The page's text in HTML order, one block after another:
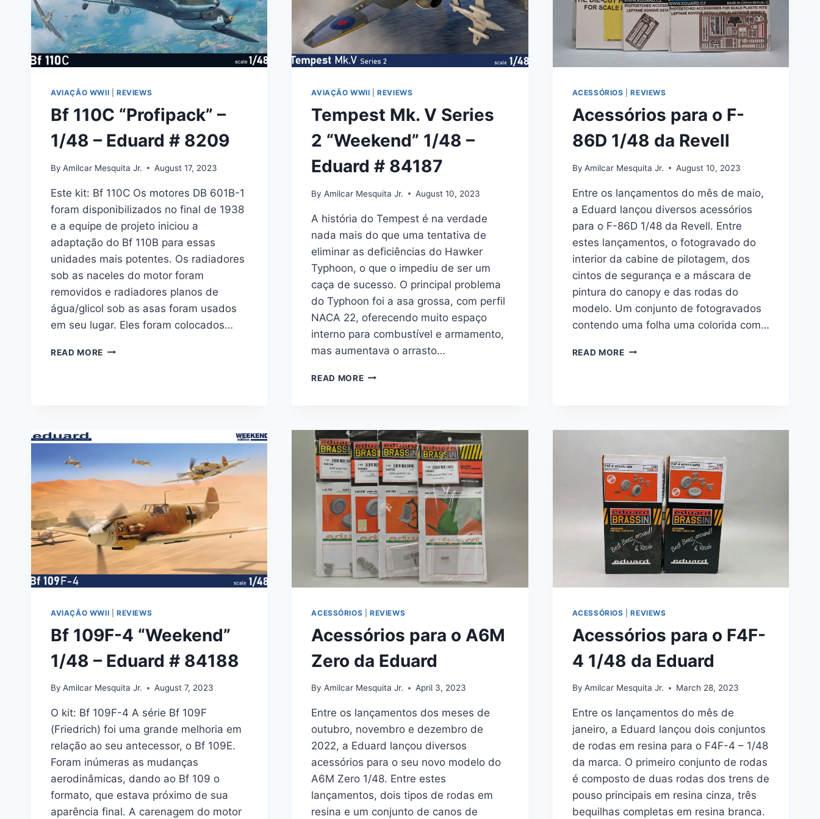
AVIAÇÃO WWII REVIEWS
Bf 110C “Profipack” –
1/48 – Eduard # 8209
By Amilcar Mesquita Jr. August 17, 2023
Este kit: Bf 110C Os motores DB 601B-1
foram disponibilizados no final de 1938
e a equipe de projeto iniciou a
adaptação do Bf 110B para essas
unidades mais potentes. Os radiadores
sob as naceles do motor foram
removidos e radiadores planos de
água/glicol sob as asas foram usados
em seu lugar. Eles foram colocados…
READ MORE BF
AVIAÇÃO WWII |REVIEWS
Tempest Mk. V Series
2 “Weekend” 1/48 –
Eduard # 84187
By Amilcar Mesquita Jr. August 10, 2023
A história do Tempest é na verdade
nada mais do que uma tentativa de
eliminar as deficiências do Hawker
Typhoon, o que o impediu de ser um
caça de sucesso. O principal problema
do Typhoon foi a asa grossa, com perfil
NACA 22, oferecendo muito espaço
interno para combustível e armamento,
mas aumentava o arrasto…
READ MORETEMPEST
“WEEKEND”
1/48
–
EDUARD
#
84187
ACESSÓRIOS |REVIEWS
Acessórios para o F-
86D 1/48 da Revell
By Amilcar Mesquita Jr. August 10, 2023
Entre os lançamentos do mês de maio,
a Eduard lançou diversos acessórios
para o F-86D 1/48 da Revell. Entre
estes lançamentos, o fotogravado do
interior da cabine de pilotagem, dos
cintos de segurança e a máscara de
pintura do canopy e das rodas do
modelo. Um conjunto de fotogravados
contendo uma folha uma colorida com…
READ MOREACESSÓRIOS
AVIAÇÃO WWII REVIEWS
Bf 109F-4 “Weekend”
1/48 – Eduard # 84188
By Amilcar Mesquita Jr. August 7, 2023
O kit: Bf 109F-4 A série Bf 109F
(Friedrich) foi uma grande melhoria em
relação ao seu antecessor, o Bf 109E.
Foram inúmeras as mudanças
aerodinâmicas, dando ao Bf 109 o
formato, que estava próximo de sua
aparência final. A carenagem do motor
ACESSÓRIOS |REVIEWS
Acessórios para o A6M
Zero da Eduard
By Amilcar Mesquita Jr. April 3, 2023
Entre os lançamentos dos meses de
outubro, novembro e dezembro de
2022, a Eduard lançou diversos
acessórios para o seu novo modelo do
A6M Zero 1/48. Entre estes
lançamentos, dois tipos de rodas em
resina e um conjunto de canos de
ACESSÓRIOS |REVIEWS
Acessórios para o F4F-
4 1/48 da Eduard
By Amilcar Mesquita Jr. March 28, 2023
Entre os lançamentos do mês de
janeiro, a Eduard lançou dois conjuntos
de rodas em resina para o F4F-4 – 1/48
da marca. O primeiro conjunto de rodas
é composto de duas rodas dos trens de
pouso principais em resina cinza, três
bequilhas completas em resina branca.